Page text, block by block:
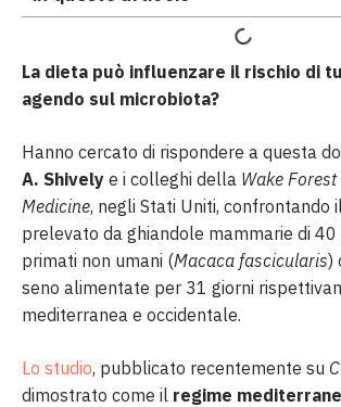
La dieta può influenzare il rischio di
agendo sul microbiota?
Hanno cercato di rispondere a questa
A. Shively e i colleghi della Wake
Medicine, negli Stati Uniti, confrontando
prelevato da ghiandole mammarie di 40
primati non umani (Macaca fascicularis)
seno alimentate per 31 giorni
mediterranea e occidentale.
Lo studio, pubblicato recentemente su
dimostrato come il regime